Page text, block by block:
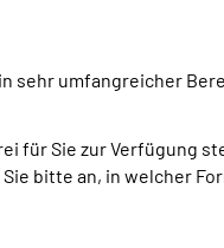
sehr umfangreicher
für Sie zur Verfügung
bitte an, in welcher